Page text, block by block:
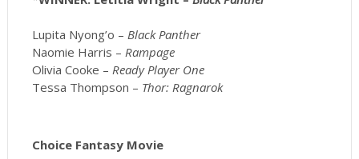
Lupita Nyong’o – Black Panther
Naomie Harris – Rampage
Olivia Cooke – Ready Player One
Tessa Thompson – Thor: Ragnarok
Choice Fantasy Movie